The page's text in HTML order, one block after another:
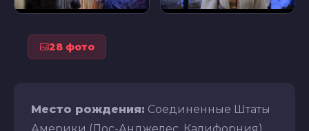
28 фото
Место рождения: Соединенные Штаты
Америки (Лос-Анджелес, Калифорния)